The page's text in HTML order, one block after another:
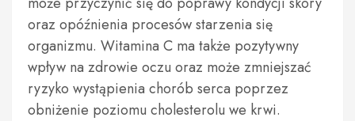
oraz opóźnienia procesów starzenia się
organizmu. Witamina C ma także pozytywny
wpływ na zdrowie oczu oraz może zmniejszać
ryzyko wystąpienia chorób serca poprzez
obniżenie poziomu cholesterolu we krwi.